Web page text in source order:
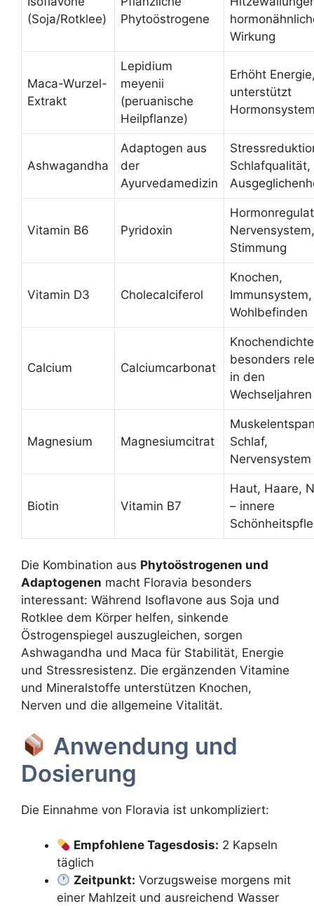
(Soja/Rotklee)
Phytoöstrogene
Wirkung
Maca-Wurzel-
Extrakt
Lepidium
meyenii
(peruanische
Heilpflanze)
Erhöht
unterstützt
Ashwagandha
Adaptogen aus
der
Ayurvedamedizin
Schlafqualität,
Vitamin B6 Pyridoxin
Nervensystem,
Stimmung
Vitamin D3 Cholecalciferol
Knochen,
Immunsystem,
Wohlbefinden
Calcium Calciumcarbonat
besonders
in den
Wechseljahren
Magnesium Magnesiumcitrat
Schlaf,
Nervensystem
Biotin Vitamin B7
Haut, Haare,
– innere
Die Kombination aus Phytoöstrogenen und
Adaptogenen macht Floravia besonders
interessant: Während Isoflavone aus Soja und
Rotklee dem Körper helfen, sinkende
Östrogenspiegel auszugleichen, sorgen
Ashwagandha und Maca für Stabilität, Energie
und Stressresistenz. Die ergänzenden Vitamine
und Mineralstoffe unterstützen Knochen,
Nerven und die allgemeine Vitalität.
Anwendung und
Dosierung
Die Einnahme von Floravia ist unkompliziert:
Empfohlene Tagesdosis: 2 Kapseln
täglich
Zeitpunkt: Vorzugsweise morgens mit
einer Mahlzeit und ausreichend Wasser